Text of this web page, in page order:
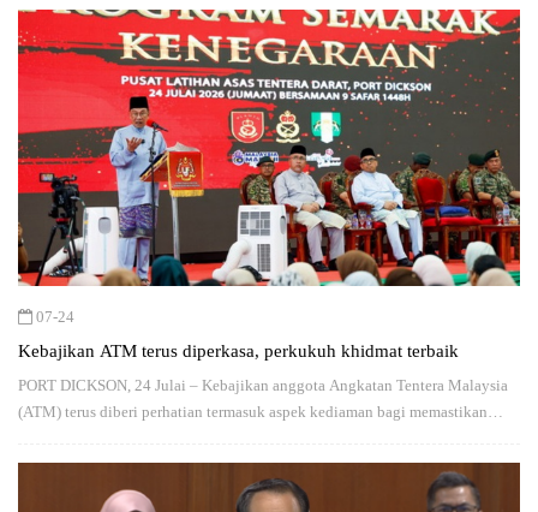
07-24
Kebajikan ATM terus diperkasa, perkukuh khidmat terbaik
PORT DICKSON, 24 Julai – Kebajikan anggota Angkatan Tentera Malaysia
(ATM) terus diberi perhatian termasuk aspek kediaman bagi memastikan